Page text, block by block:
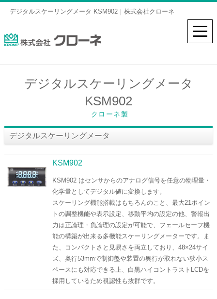
デジタルスケーリングメータ KSM902｜株式会社クローネ
デジタルスケーリングメータ
KSM902
クローネ製
デジタルスケーリングメータ
KSM902
KSM902 はセンサからのアナログ信号を任意の物理量・
化学量としてデジタル値に変換します。
スケーリング機能搭載はもちろんのこと、最大21ポイン
トの調整機能や表示設定、移動平均の設定の他、警報出
力は正論理・負論理の設定が可能で、フェールセーフ機
能の構築が出来る多機能スケーリングメーターです。ま
た、コンパクトさと見易さを両立しており、48×24サイ
ズ、奥行53mmで制御盤や装置の奥行が取れない狭小ス
ペースにも対応できる上、白黒ハイコントラストLCDを
採用しているため視認性も抜群です。